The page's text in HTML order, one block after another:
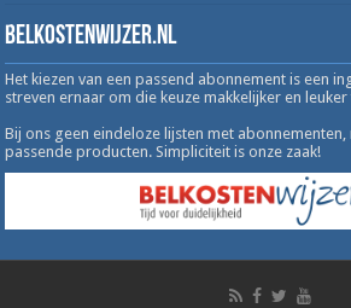
Belkostenwijzer.nl
Het kiezen van een passend abonnement is een
streven ernaar om die keuze makkelijker en leuker
Bij ons geen eindeloze lijsten met
passende producten. Simpliciteit is onze zaak!